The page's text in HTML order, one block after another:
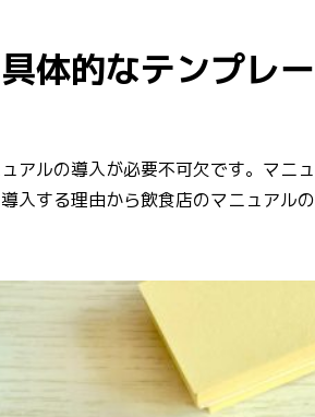
体的なテンプレ
アルの導入が必要不可欠です。マニ
入する理由から飲食店のマニュアル